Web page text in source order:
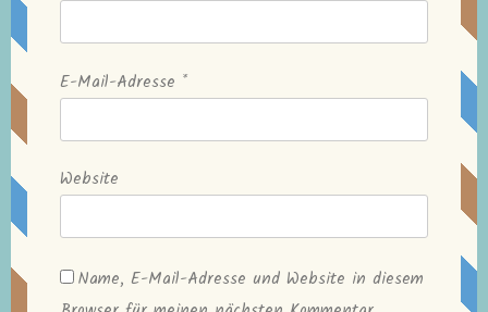
E-Mail-Adresse *
Website
Name, E-Mail-Adresse und Website in diesem